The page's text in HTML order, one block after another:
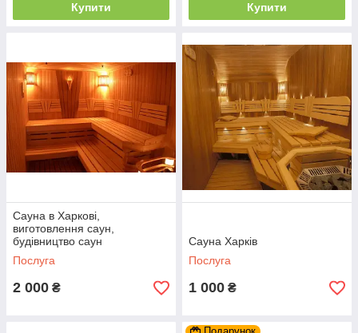
Купити Купити
Сауна в Харкові,
виготовлення саун,
будівництво саун
Послуга
2 000 ₴
Сауна Харків
Послуга
1 000 ₴